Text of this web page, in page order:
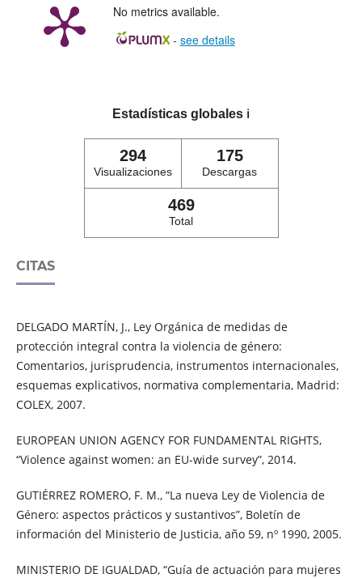
No metrics available.
- see details
Estadísticas globales ℹ️
294
Visualizaciones
175
Descargas
469
Total
CITAS
DELGADO MARTÍN, J., Ley Orgánica de medidas de
protección integral contra la violencia de género:
Comentarios, jurisprudencia, instrumentos internacionales,
esquemas explicativos, normativa complementaria, Madrid:
COLEX, 2007.
EUROPEAN UNION AGENCY FOR FUNDAMENTAL RIGHTS,
“Violence against women: an EU-wide survey”, 2014.
GUTIÉRREZ ROMERO, F. M., “La nueva Ley de Violencia de
Género: aspectos prácticos y sustantivos”, Boletín de
información del Ministerio de Justicia, año 59, nº 1990, 2005.
MINISTERIO DE IGUALDAD, “Guía de actuación para mujeres